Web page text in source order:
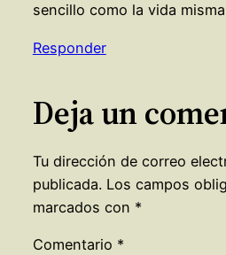
sencillo como la vida misma
Responder
Deja un
Tu dirección de correo
publicada. Los campos
marcados con *
Comentario *